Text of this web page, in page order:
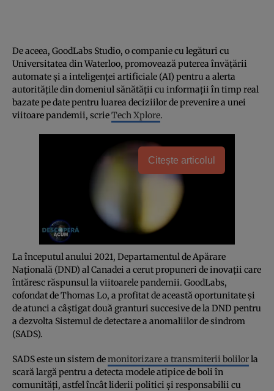
De aceea, GoodLabs Studio, o companie cu legături cu
Universitatea din Waterloo, promovează puterea învățării
automate și a inteligenței artificiale (AI) pentru a alerta
autoritățile din domeniul sănătății cu informații în timp real
bazate pe date pentru luarea deciziilor de prevenire a unei
viitoare pandemii, scrieTech Xplore.
Citește articolul
La începutul anului 2021, Departamentul de Apărare
Națională (DND) al Canadei a cerut propuneri de inovații care
întăresc răspunsul la viitoarele pandemii. GoodLabs,
cofondat de Thomas Lo, a profitat de această oportunitate și
de atunci a câștigat două granturi succesive de la DND pentru
a dezvolta Sistemul de detectare a anomaliilor de sindrom
(SADS).
SADS este un sistem demonitorizare a transmiterii bolilorla
scară largă pentru a detecta modele atipice de boli în
comunități, astfel încât liderii politici și responsabilii cu